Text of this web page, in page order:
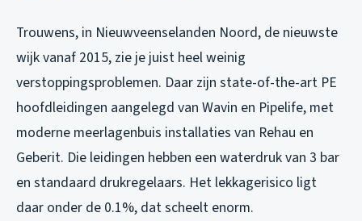
Trouwens, in Nieuwveenselanden Noord, de nieuwste
wijk vanaf 2015, zie je juist heel weinig
verstoppingsproblemen. Daar zijn state-of-the-art PE
hoofdleidingen aangelegd van Wavin en Pipelife, met
moderne meerlagenbuis installaties van Rehau en
Geberit. Die leidingen hebben een waterdruk van 3 bar
en standaard drukregelaars. Het lekkagerisico ligt
daar onder de 0.1%, dat scheelt enorm.